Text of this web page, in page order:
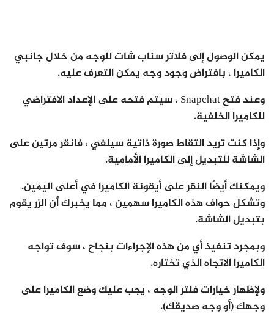
يمكن الوصول إلى فلاتر سناب شات للوجه من خلال جانبي
الكاميرا ، بافتراض وجود وجه يمكن التعرف عليه.
وعند فتح Snapchat ، سيتم فتحه على الإعداد الافتراضي
للكاميرا الخلفية.
وإذا كنت تريد التقاط صورة ذاتية سيلفي ، فانقر مرتين على
الشاشة للتبديل إلى الكاميرا الأمامية.
ويمكنك أيضًا النقر على أيقونة الكاميرا في أعلى اليمين.
وتشكل حواف هذه الكاميرا سهمين ، مما يخبرك أن الزر يقوم
بتبديل الشاشة.
وبمجرد تنفيذ أي من هذه الإجراءات بنجاح ، سوف تواجه
الكاميرا الاتجاه الذي تختاره.
ولإظهار خيارات فلتر الوجه ، يجب عليك وضع الكاميرا على
وجهك (أو وجه صديقك).